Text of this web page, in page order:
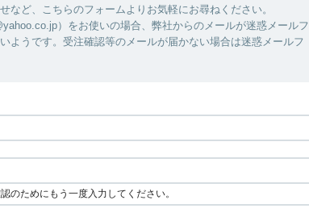
など、こちらのフォームよりお気軽にお尋ねください。
）をお使いの場合、弊社からのメールが迷惑メールフ
ようです。受注確認等のメールが届かない場合は迷惑メールフ
のためにもう一度入力してください。